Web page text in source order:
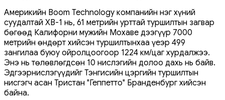
Америкийн Boom Technology компанийн нэг хүний ​​
суудалтай XB-1 нь, 61 метрийн урттай туршилтын загвар
бөгөөд Калифорни мужийн Мохаве дээгүүр 7000
метрийн өндөрт хийсэн туршилтынхаа үеэр 499
зангилаа буюу ойролцоогоор 1224 км/цаг хурдалжээ.
Энэ нь төлөвлөгдсөн 10 нислэгийн долоо дахь нь байв.
Эдгээрнислэгүүдийг Тэнгисийн цэргийн туршилтын
нисгэгч асан Тристан "Геппетто" Бранденбург хийсэн
байна.